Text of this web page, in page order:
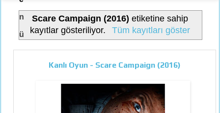
n
ü
Scare Campaign (2016) etiketine sahip
kayıtlar gösteriliyor.
Tüm kayıtları göster
Kanlı Oyun - Scare Campaign (2016)